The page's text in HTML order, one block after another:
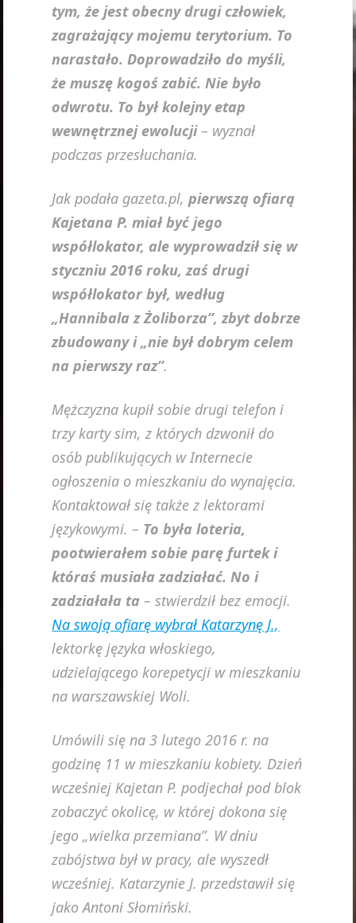
tym, że jest obecny drugi człowiek,
zagrażający mojemu terytorium. To
narastało. Doprowadziło do myśli,
że muszę kogoś zabić. Nie było
odwrotu. To był kolejny etap
wewnętrznej ewolucji– wyznał
podczas przesłuchania.
Jak podała gazeta.pl,pierwszą ofiarą
Kajetana P. miał być jego
współlokator, ale wyprowadził się w
styczniu 2016 roku, zaś drugi
współlokator był, według
„Hannibala z Żoliborza”, zbyt dobrze
zbudowany i „nie był dobrym celem
na pierwszy raz”.
Mężczyzna kupił sobie drugi telefon i
trzy karty sim, z których dzwonił do
osób publikujących w Internecie
ogłoszenia o mieszkaniu do wynajęcia.
Kontaktował się także z lektorami
językowymi. – To była loteria,
pootwierałem sobie parę furtek i
któraś musiała zadziałać. No i
zadziałała ta – stwierdził bez emocji.
Na swoją ofiarę wybrał Katarzynę J.,
lektorkę języka włoskiego,
udzielającego korepetycji w mieszkaniu
na warszawskiej Woli.
Umówili się na 3 lutego 2016 r. na
godzinę 11 w mieszkaniu kobiety. Dzień
wcześniej Kajetan P. podjechał pod blok
zobaczyć okolicę, w której dokona się
jego „wielka przemiana”. W dniu
zabójstwa był w pracy, ale wyszedł
wcześniej. Katarzynie J. przedstawił się
jako Antoni Słomiński.